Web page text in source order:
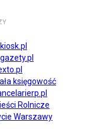
księgowość
Rolnicze
Warszawy